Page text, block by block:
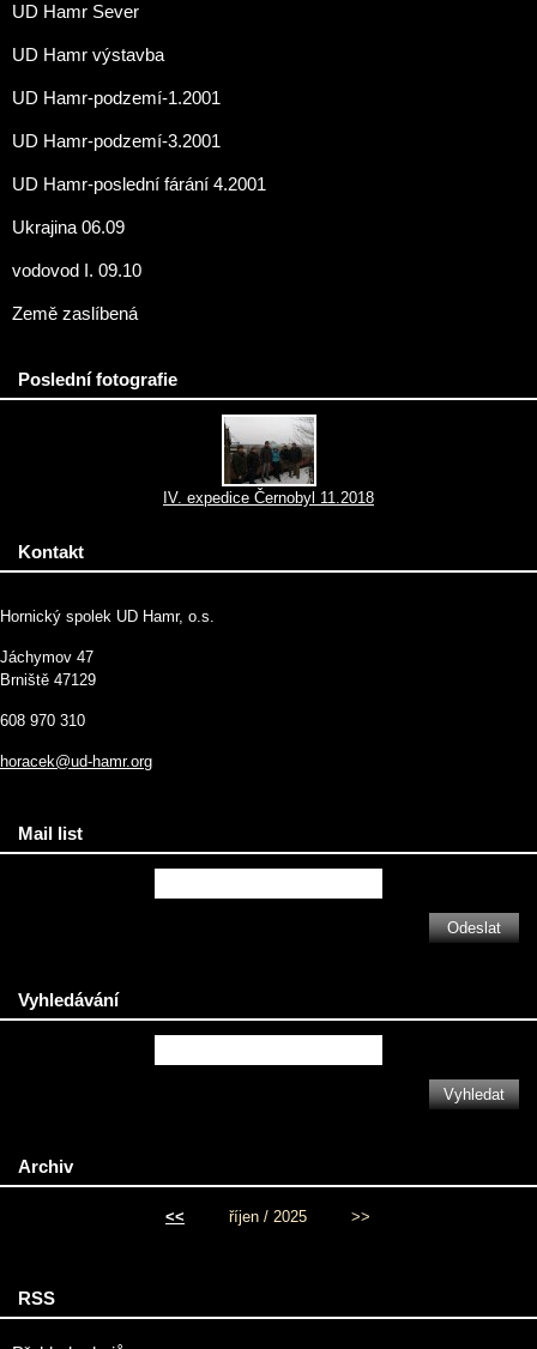
UD Hamr Sever
UD Hamr výstavba
UD Hamr-podzemí-1.2001
UD Hamr-podzemí-3.2001
UD Hamr-poslední fárání 4.2001
Ukrajina 06.09
vodovod I. 09.10
Země zaslíbená
Poslední fotografie
IV. expedice Černobyl 11.2018
Kontakt
Hornický spolek UD Hamr, o.s.
Jáchymov 47
Brniště 47129
608 970 310
horacek@ud-hamr.org
Mail list
Vyhledávání
Archiv
<< říjen / 2025 >>
RSS